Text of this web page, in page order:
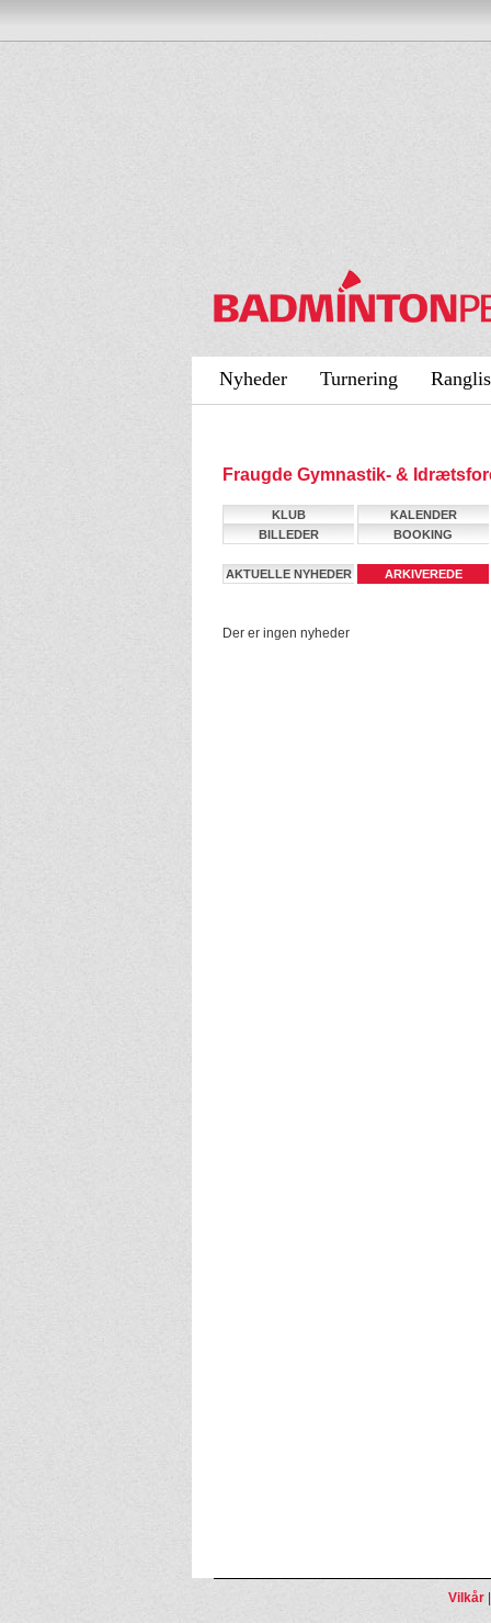
Nyheder Turnering
Fraugde Gymnastik- &
KLUB
KALENDER
BILLEDER
BOOKING
AKTUELLE NYHEDER
ARKIVEREDE
Der er ingen nyheder
Vilkår